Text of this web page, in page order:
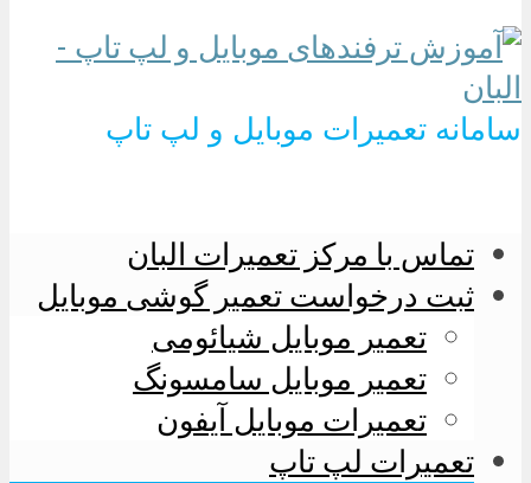
سامانه تعمیرات موبایل و لپ تاپ
تماس با مرکز تعمیرات البان
ثبت درخواست تعمیر گوشی موبایل
تعمیر موبایل شیائومی
تعمیر موبایل سامسونگ
تعمیرات موبایل آیفون
تعمیرات لپ تاپ